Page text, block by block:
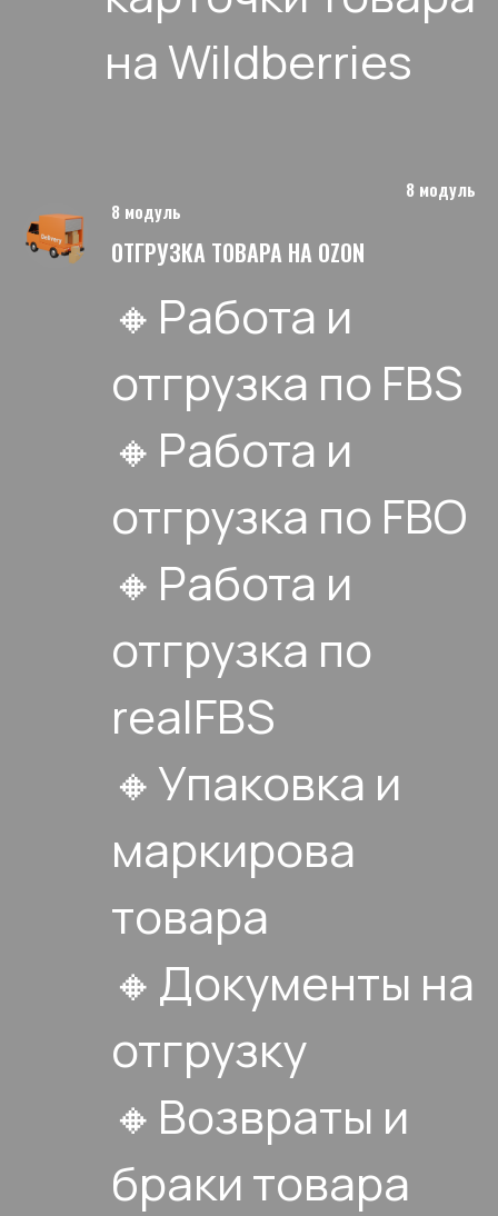
на Wildberries
8 модуль
8 модуль
ОТГРУЗКА ТОВАРА НА OZON
🔸Работа и
отгрузка по FBS
🔸Работа и
отгрузка по FBO
🔸Работа и
отгрузка по
realFBS
🔸Упаковка и
маркирова
товара
🔸Документы на
отгрузку
🔸Возвраты и
браки товара